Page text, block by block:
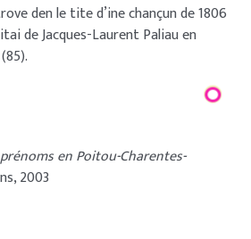
den le tite d’ine chançun de 1806
de Jacques-Laurent Paliau en
en Poitou-Charentes-
2003